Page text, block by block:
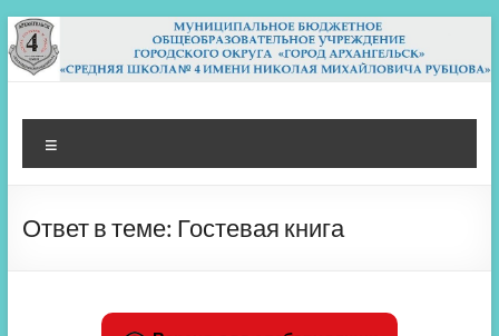
Перейти
к
содержимому
МБОУ СШ 4
Архангельск
Ответ в теме: Гостевая книга